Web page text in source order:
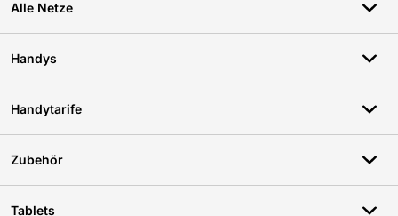
Alle Netze
Handys
Handytarife
Zubehör
Tablets